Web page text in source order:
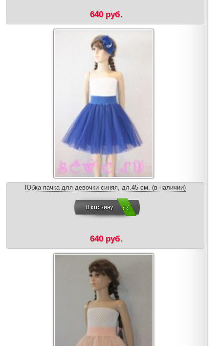
640 руб.
Юбка пачка для девочки синяя, дл.45 см. (в наличии)
640 руб.